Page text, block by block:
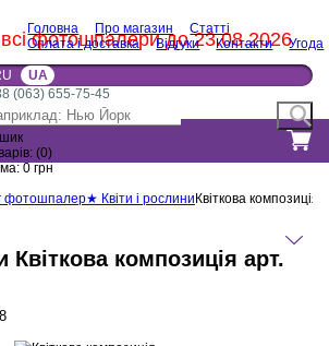
фотошпалери до 23.08.2026
Головна Про магазин
Статті
Оплата і доставка
Відгуки Контакти Угода
UA
(063) 655-75-45
(0)
0 грн
фотошпалер★ Квіти і рослини Квіткова композиція
композиція арт.